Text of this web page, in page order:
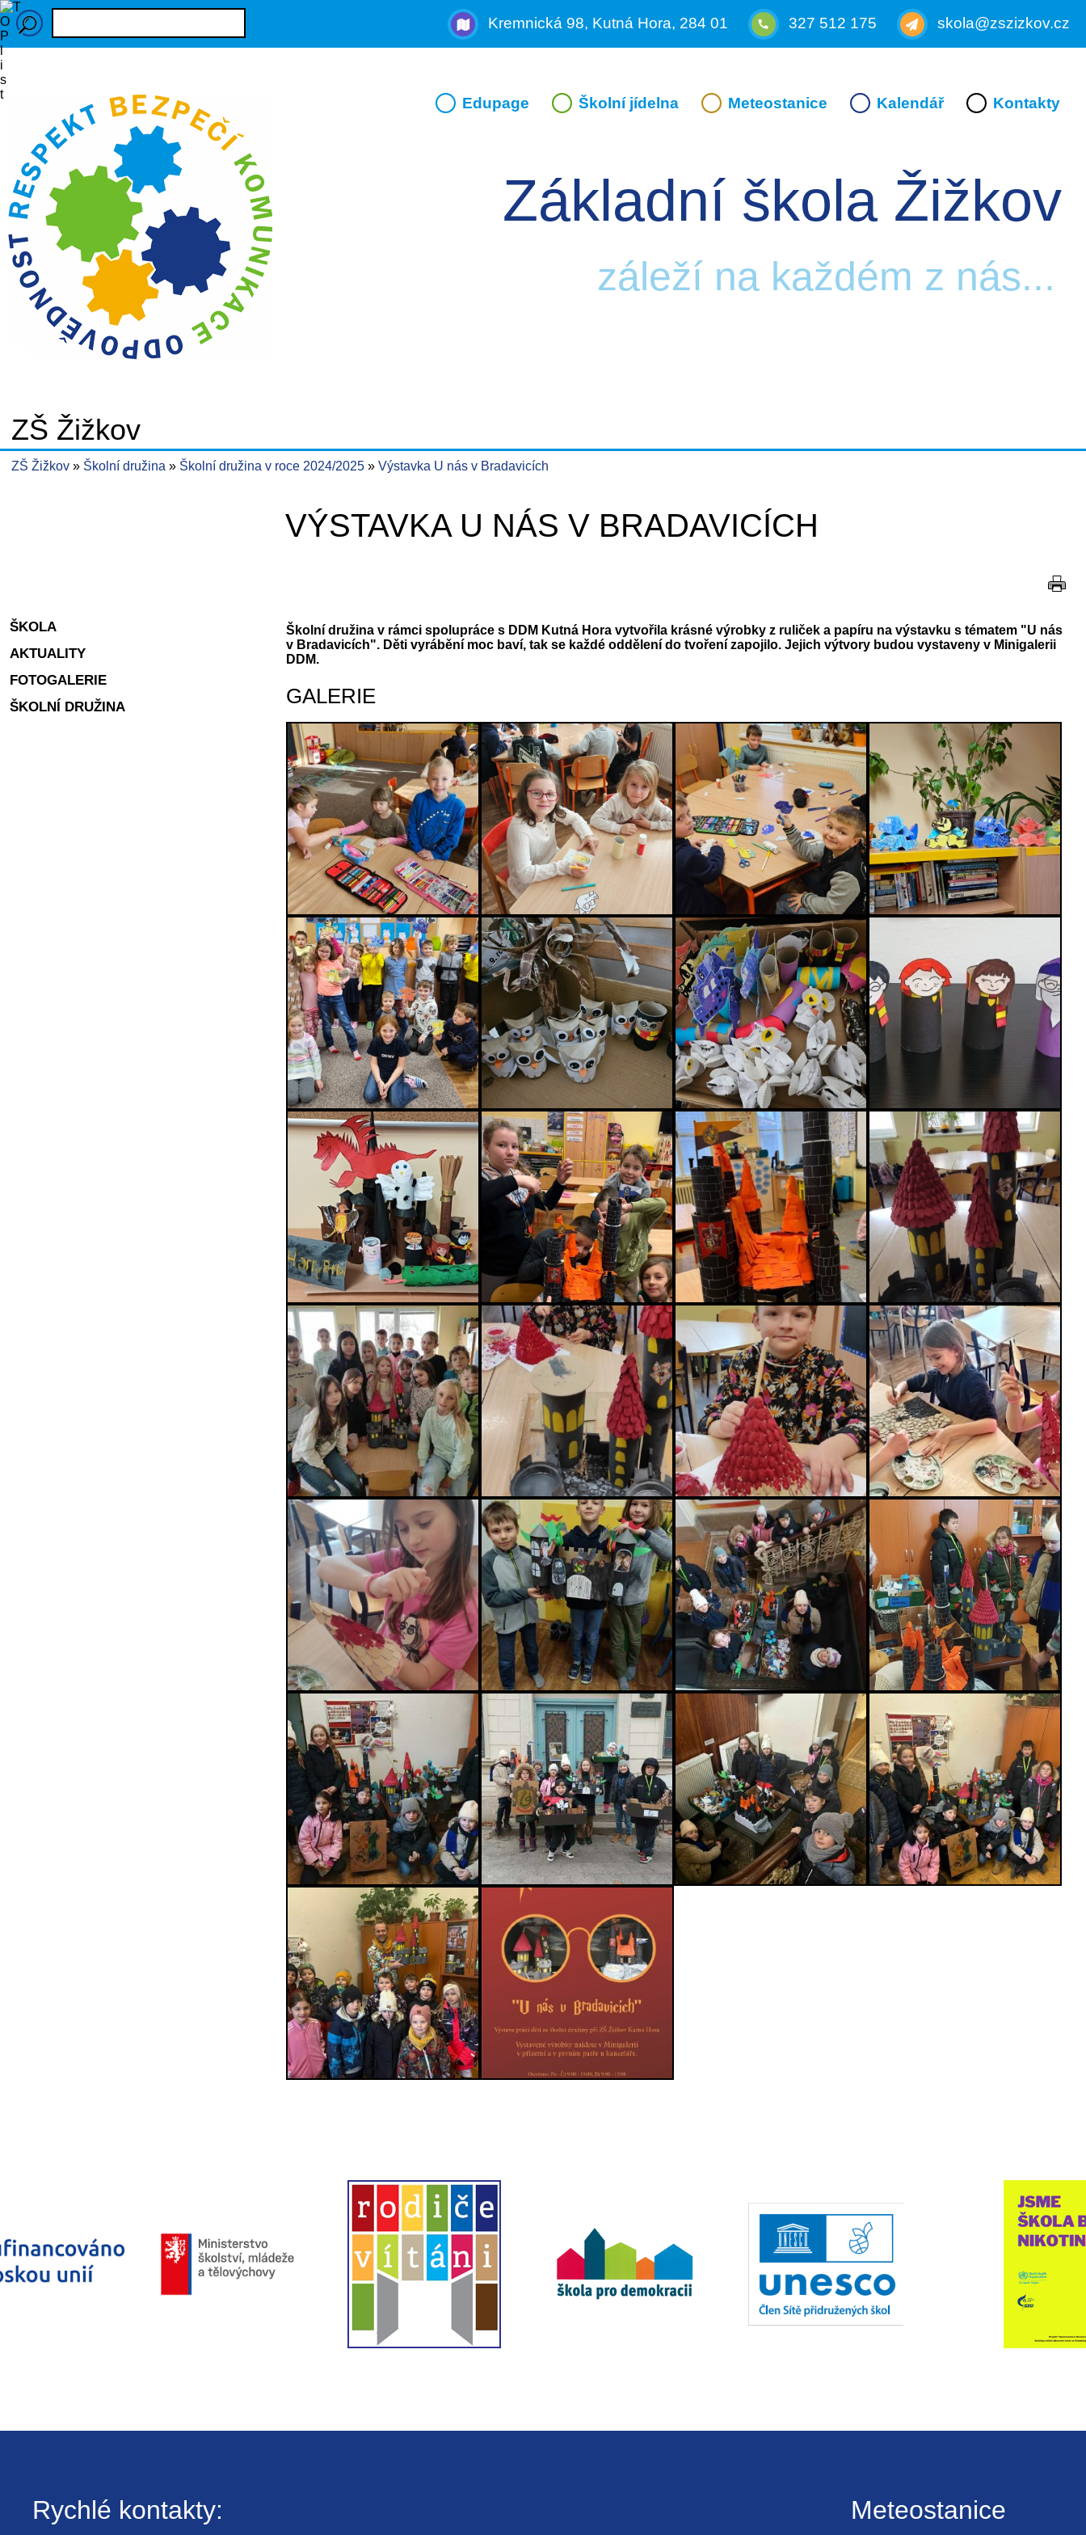
Kremnická 98, Kutná Hora, 284 01 327 512 175 skola@zszizkov.cz
Edupage Školní jídelna Meteostanice Kalendář Kontakty
Základní škola Žižkov
záleží na každém z nás...
ZŠ Žižkov
ZŠ Žižkov Školní družina Školní družina v roce 2024/2025 Výstavka U nás v Bradavicích
VÝSTAVKA U NÁS V BRADAVICÍCH
Školní družina v rámci spolupráce s DDM Kutná Hora vytvořila krásné výrobky z ruliček a papíru na výstavku s tématem "U nás
v Bradavicích". Děti vyrábění moc baví, tak se každé oddělení do tvoření zapojilo. Jejich výtvory budou vystaveny v Minigalerii
DDM.
GALERIE
ŠKOLA
AKTUALITY
FOTOGALERIE
ŠKOLNÍ DRUŽINA
Rychlé kontakty: Meteostanice